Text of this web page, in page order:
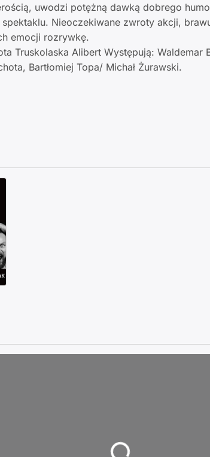
uwodzi potężną dawką dobrego
Nieoczekiwane zwroty akcji,
emocji rozrywkę.
Truskolaska Alibert Występują: Waldemar
Bartłomiej Topa/ Michał Żurawski.
Żelaza